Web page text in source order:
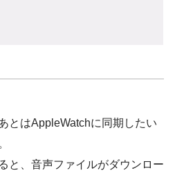
とはAppleWatchに同期したい
と、音声ファイルがダウンロー